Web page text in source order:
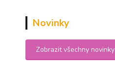
Novinky
Zobrazit všechny novinky